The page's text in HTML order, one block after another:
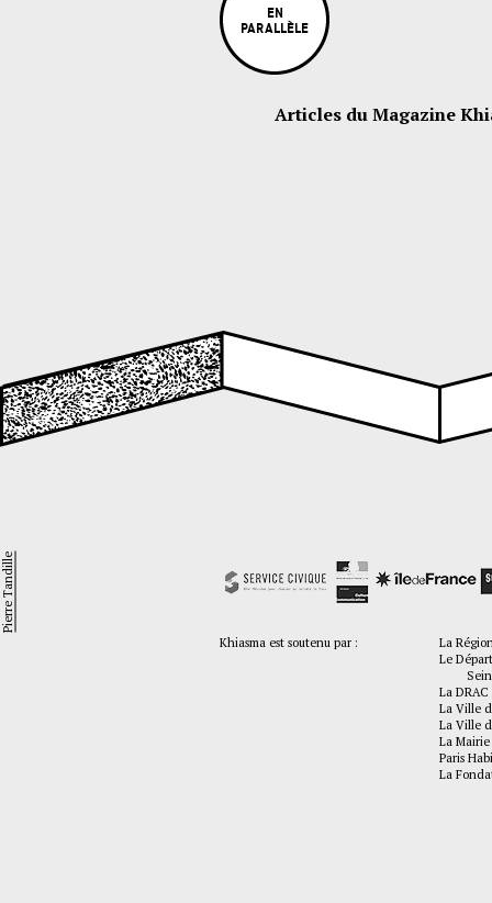
EN
PARALLÈLE
Articles du Magazine
Khiasma est soutenu par :
La
Le
La
La Ville
La Ville
La
Paris
La
Pierre Tandille